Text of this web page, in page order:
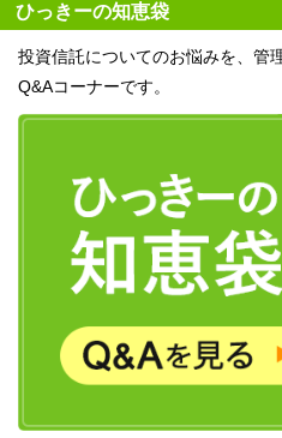
ひっきーの知恵袋
投資信託についてのお悩みを、管
Q&Aコーナーです。